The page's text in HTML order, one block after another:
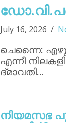
July 16, 2026
ചെന്നൈ:
എന്നീ
ദ്മാവതി…
നിയമസഭ